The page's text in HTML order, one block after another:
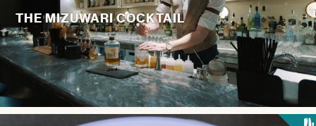
THE MIZUWARI COCKTAIL